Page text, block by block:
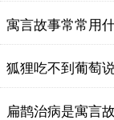
寓言故事常常用
狐狸吃不到葡萄
扁鹊治病是寓言